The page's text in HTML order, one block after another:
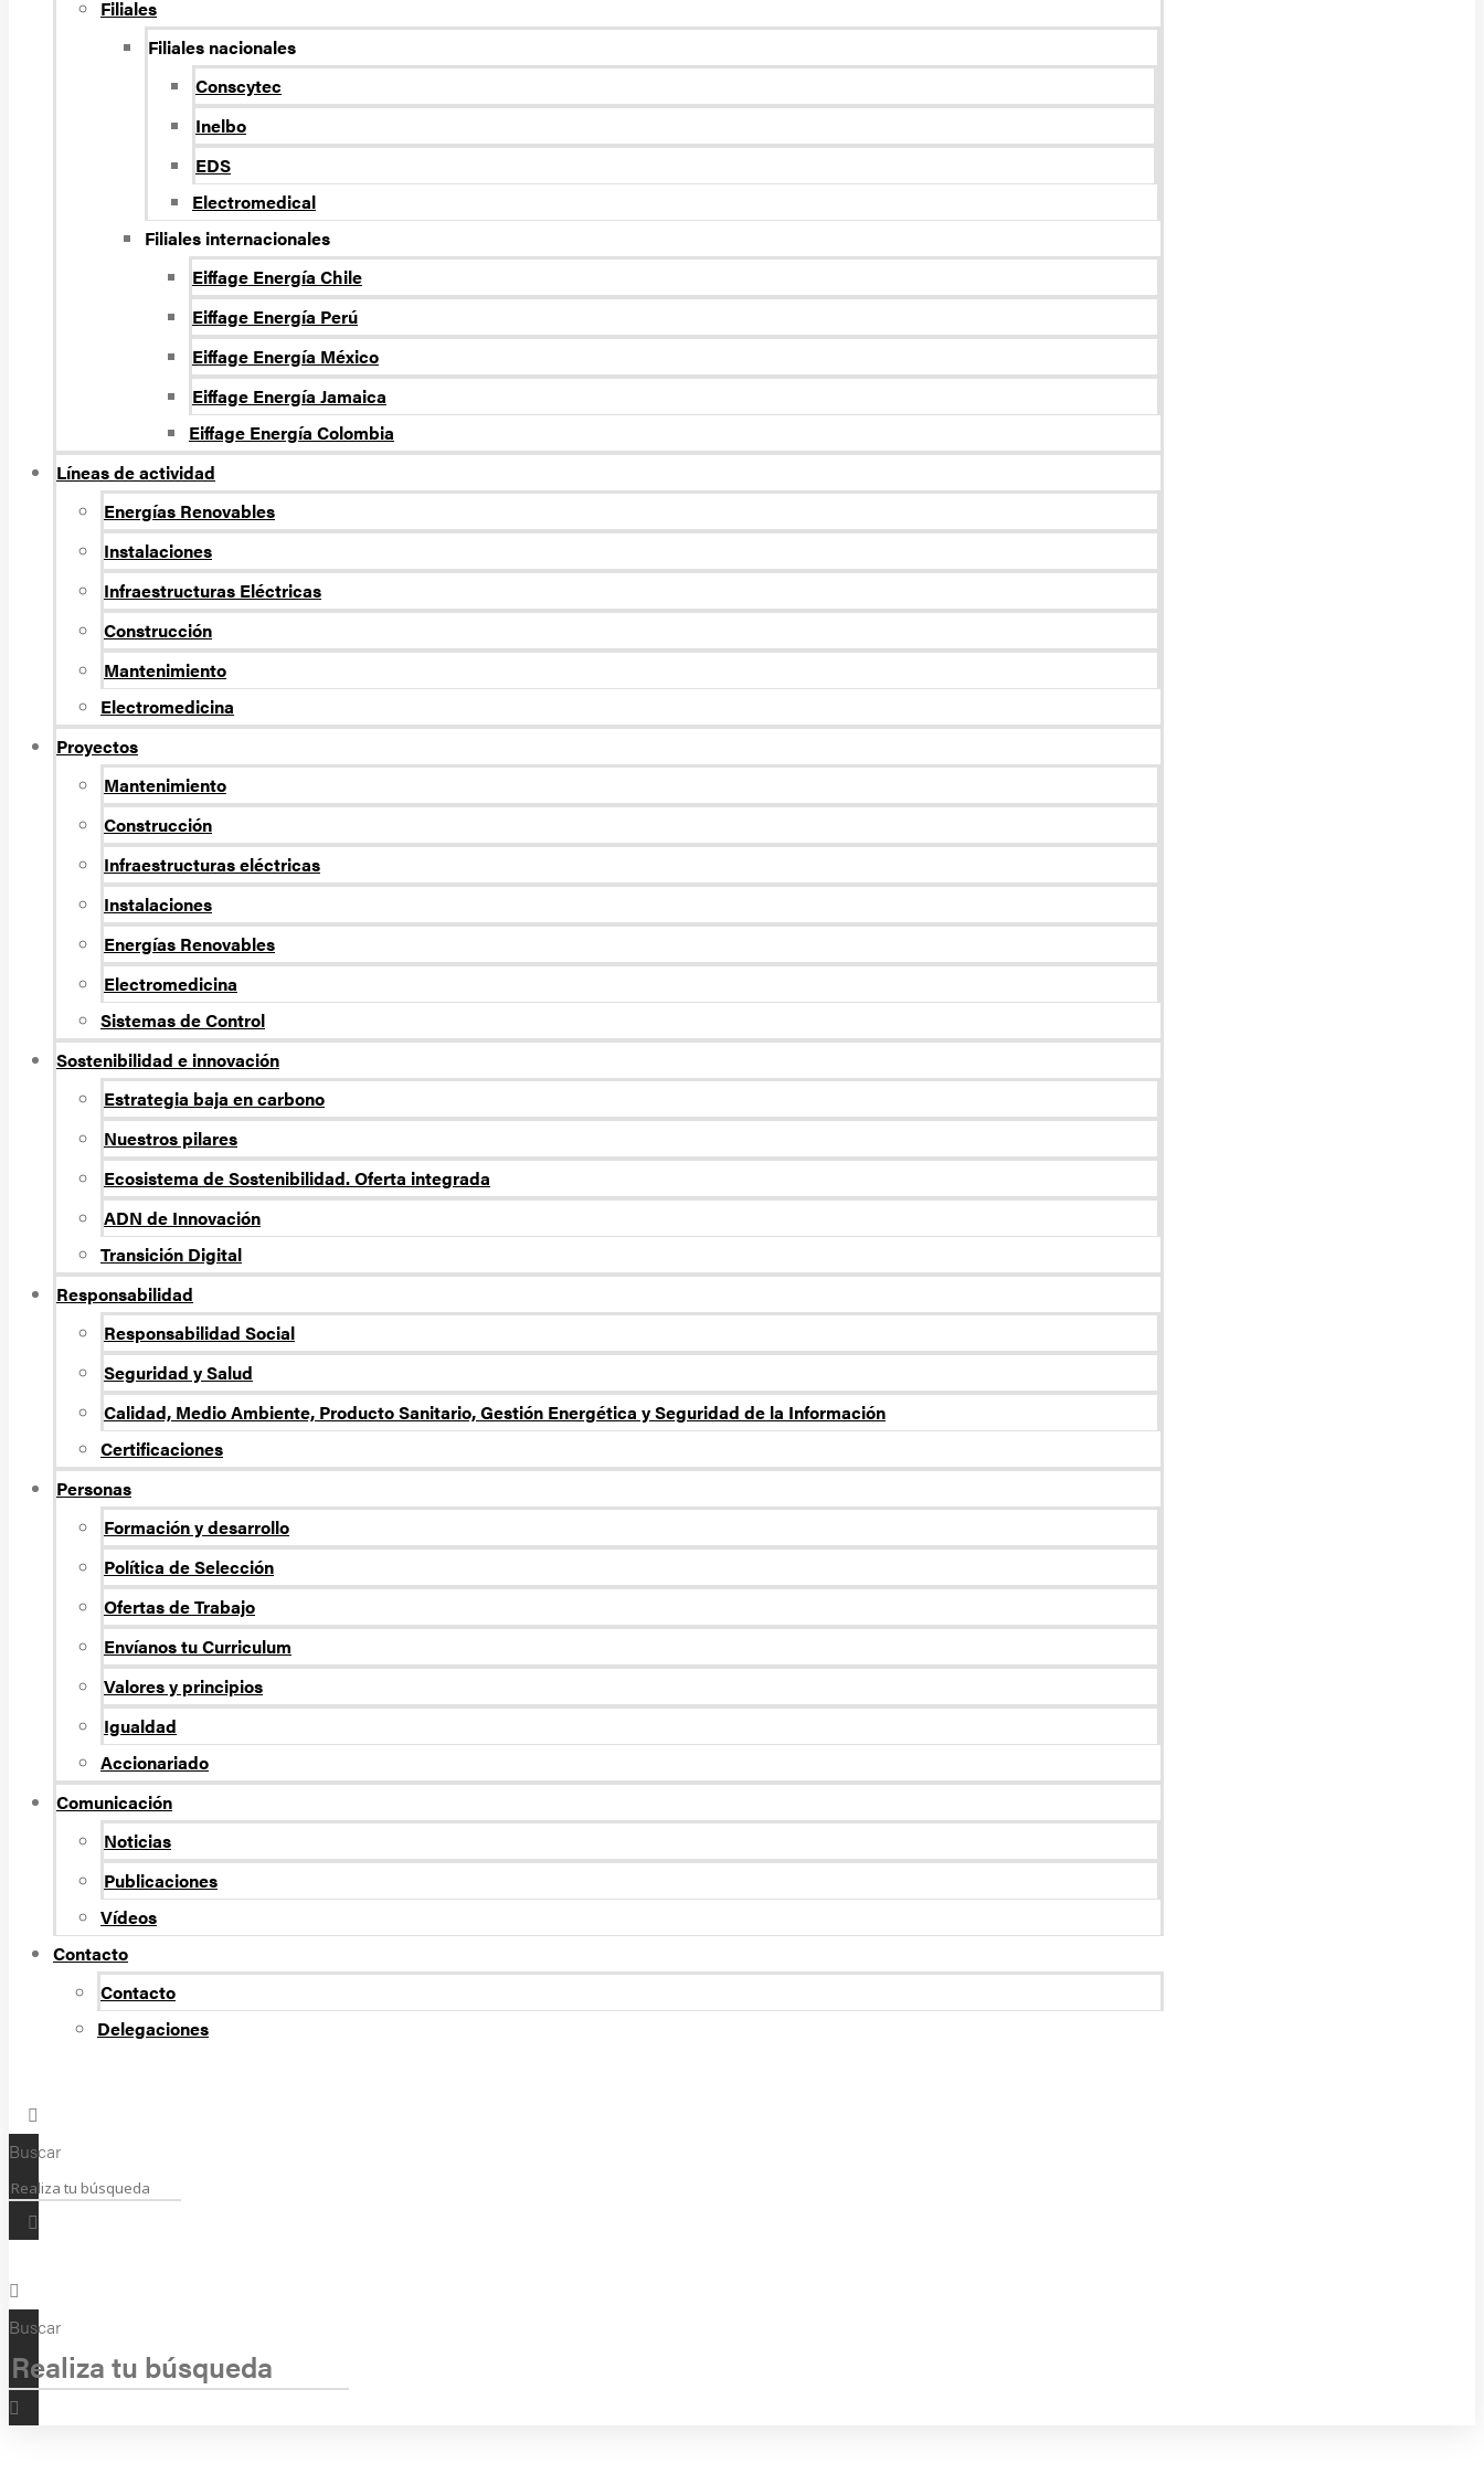
Filiales
Filiales nacionales
Conscytec
Inelbo
EDS
Electromedical
Filiales internacionales
Eiffage Energía Chile
Eiffage Energía Perú
Eiffage Energía México
Eiffage Energía Jamaica
Eiffage Energía Colombia
Líneas de actividad
Energí­as Renovables
Instalaciones
Infraestructuras Eléctricas
Construcción
Mantenimiento
Electromedicina
Proyectos
Mantenimiento
Construcción
Infraestructuras eléctricas
Instalaciones
Energías Renovables
Electromedicina
Sistemas de Control
Sostenibilidad e innovación
Estrategia baja en carbono
Nuestros pilares
Ecosistema de Sostenibilidad. Oferta integrada
ADN de Innovación
Transición Digital
Responsabilidad
Responsabilidad Social
Seguridad y Salud
Calidad, Medio Ambiente, Producto Sanitario, Gestión Energética y Seguridad de la Información
Certificaciones
Personas
Formación y desarrollo
Política de Selección
Ofertas de Trabajo
Envíanos tu Curriculum
Valores y principios
Igualdad
Accionariado
Comunicación
Noticias
Publicaciones
Vídeos
Contacto
Contacto
Delegaciones
Buscar
Buscar